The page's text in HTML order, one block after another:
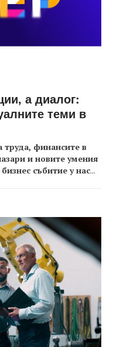
а диалог:
теми в
финансите в
и новите умения
събитие у нас...